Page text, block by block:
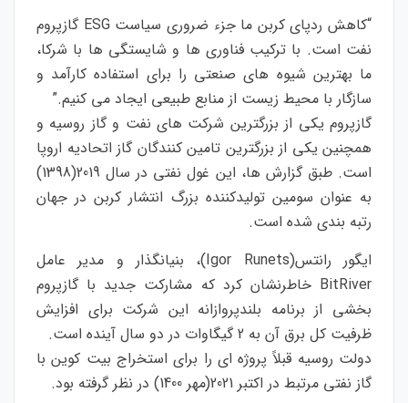
“کاهش ردپای کربن ما جزء ضروری سیاست ESG گازپروم
نفت است. با ترکیب فناوری ها و شایستگی ها با شرکا،
ما بهترین شیوه های صنعتی را برای استفاده کارآمد و
سازگار با محیط زیست از منابع طبیعی ایجاد می کنیم.”
گازپروم یکی از بزرگترین شرکت های نفت و گاز روسیه و
همچنین یکی از بزرگترین تامین کنندگان گاز اتحادیه اروپا
است. طبق گزارش ها، این غول نفتی در سال 2019(1398)
به عنوان سومین تولیدکننده بزرگ انتشار کربن در جهان
رتبه بندی شده است.
ایگور رانتس(Igor Runets)، بنیانگذار و مدیر عامل
BitRiver خاطرنشان کرد که مشارکت جدید با گازپروم
بخشی از برنامه بلندپروازانه این شرکت برای افزایش
ظرفیت کل برق آن به 2 گیگاوات در دو سال آینده است.
دولت روسیه قبلاً پروژه ای را برای استخراج بیت کوین با
گاز نفتی مرتبط در اکتبر 2021(مهر 1400) در نظر گرفته بود.